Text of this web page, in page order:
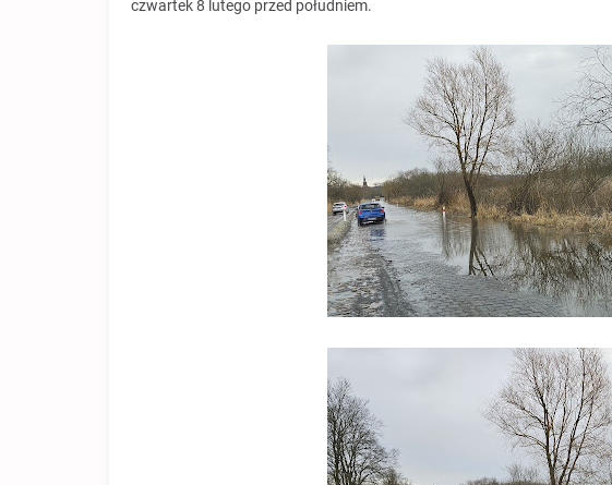
czwartek 8 lutego przed południem.